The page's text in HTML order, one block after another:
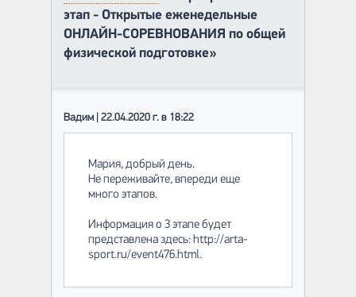
этап - Открытые еженедельные
ОНЛАЙН-СОРЕВНОВАНИЯ по общей
физической подготовке»
Вадим | 22.04.2020 г. в 18:22
Мария, добрый день.
Не переживайте, впереди еще
много этапов.
Информация о 3 этапе будет
представлена здесь: http://arta-
sport.ru/event476.html.